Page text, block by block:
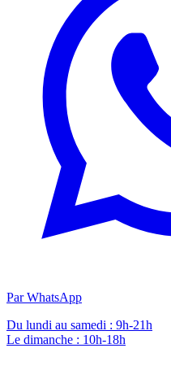
Par WhatsApp
Du lundi au samedi : 9h-21h
Le dimanche : 10h-18h